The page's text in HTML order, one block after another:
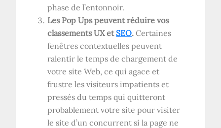
phase de l’entonnoir.
Les Pop Ups peuvent réduire vos
classements UX et SEO. Certaines
fenêtres contextuelles peuvent
ralentir le temps de chargement de
votre site Web, ce qui agace et
frustre les visiteurs impatients et
pressés du temps qui quitteront
probablement votre site pour visiter
le site d’un concurrent si la page ne